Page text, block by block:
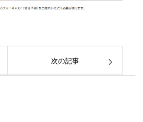
次の記事